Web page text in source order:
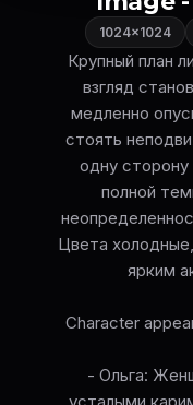
1024×1024
Крупный план
взгляд
медленно
стоять
одну сторону
полной
Цвета
ярким
Character
- Ольга: